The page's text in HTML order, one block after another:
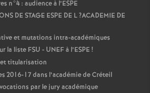
n°4 : audience à l’ESPE
DE STAGE ESPE DE L?ACADEMIE DE
et mutations intra-académiques
la liste FSU - UNEFà l’ESPE !
titularisation
2016-17 dans l’académie de Créteil
par le jury académique